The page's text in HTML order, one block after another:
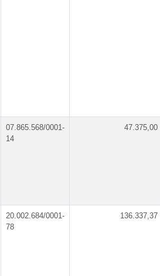
07.865.568/0001-
14
47.375,00
20.002.684/0001-
78
136.337,37